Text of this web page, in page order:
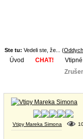
Ste tu: Vedeli ste, že... (
Úvod CHAT!
Vtipy Mareka Simona